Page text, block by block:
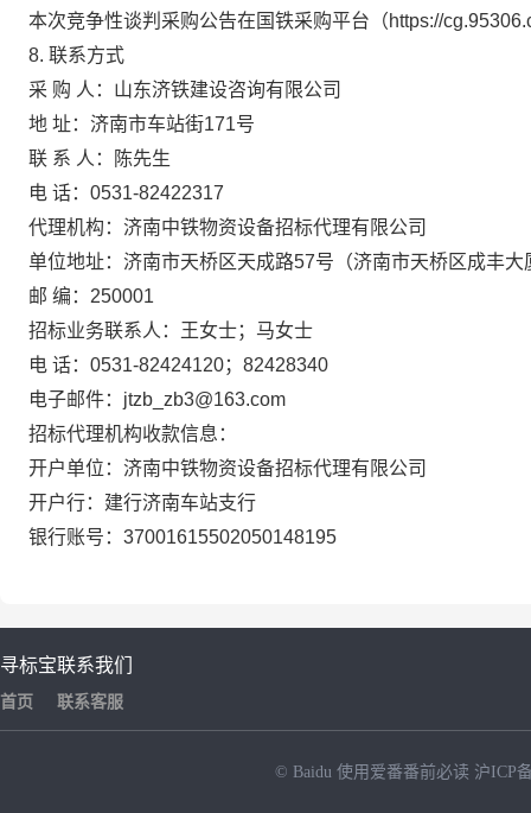
本次竞争性谈判采购公告在国铁采购平台（https://
8. 联系方式
采 购 人： 山东济铁建设咨询有限公司
地 址： 济南市车站街171号
联 系 人： 陈先生
电 话： 0531-82422317
代理机构：济南中铁物资设备招标代理有限公司
单位地址： 济南市天桥区天成路57号（济南市天桥区成丰大
邮 编： 250001
招标业务联系人：王女士；马女士
电 话： 0531-82424120；82428340
电子邮件： jtzb_zb3@163.com
招标代理机构收款信息：
开户单位：济南中铁物资设备招标代理有限公司
开户行：建行济南车站支行
银行账号： 37001615502050148195
寻标宝
首页
联系我们
联系客服
© Baidu 使用爱番番前必读 沪ICP